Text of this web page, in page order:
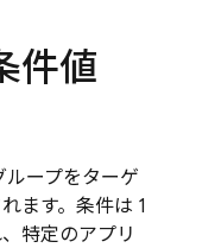
件値
ープをターゲ
ます。条件は 1
特定のアプリ